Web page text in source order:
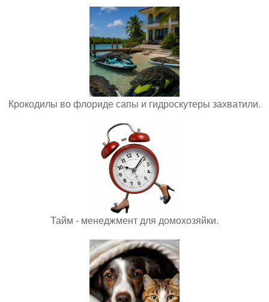
Крокодилы во флориде сапы и гидроскутеры захватили.
Тайм - менеджмент для домохозяйки.